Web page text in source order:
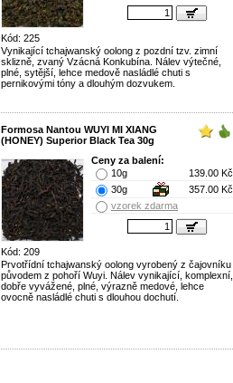
Kód: 225
Vynikající tchajwanský oolong z pozdní tzv. zimní
sklizně, zvaný Vzácná Konkubína. Nálev výtečné,
plné, sytější, lehce medově nasládlé chuti s
pernikovými tóny a dlouhým dozvukem.
Formosa Nantou WUYI MI XIANG
(HONEY) Superior Black Tea 30g
Kód: 209
Ceny za balení:
10g
139.00 Kč
30g
357.00 Kč
vzorek zdarma
Prvotřídní tchajwanský oolong vyrobený z čajovníku
původem z pohoří Wuyi. Nálev vynikající, komplexní,
dobře vyvážené, plné, výrazně medové, lehce
ovocně nasládlé chuti s dlouhou dochutí.